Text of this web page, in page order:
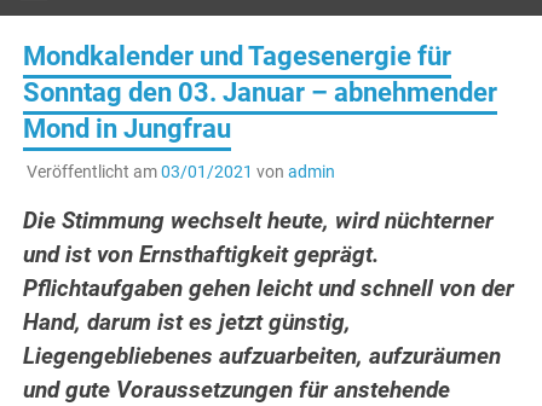
Mondkalender und Tagesenergie für
Sonntag den 03. Januar – abnehmender
Mond in Jungfrau
Veröffentlicht am03/01/2021 von admin
Die Stimmung wechselt heute, wird nüchterner
und ist von Ernsthaftigkeit geprägt.
Pflichtaufgaben gehen leicht und schnell von der
Hand, darum ist es jetzt günstig,
Liegengebliebenes aufzuarbeiten, aufzuräumen
und gute Voraussetzungen für anstehende